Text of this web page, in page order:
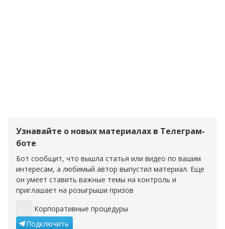
Узнавайте о новых материалах в Телеграм-
боте
Бот сообщит, что вышла статья или видео по вашим
интересам, а любимый автор выпустил материал. Еще
он умеет ставить важные темы на контроль и
приглашает на розыгрыши призов
Корпоративные процедуры
Корпоративные процедуры
Подключить